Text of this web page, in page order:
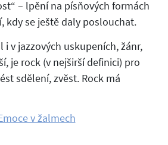
– lpění na písňových formách
kdy se ještě daly poslouchat.
i v jazzových uskupeních, žánr,
je rock (v nejširší definici) pro
sdělení, zvěst. Rock má
v žalmech